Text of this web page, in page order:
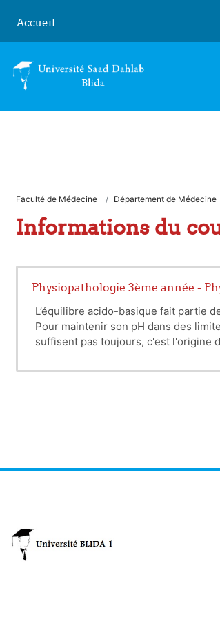
Accueil
Faculté de Médecine Département de Médecine
Informations du
Physiopathologie 3ème année -
L’équilibre acido-basique fait partie
Pour maintenir son pH dans des
suffisent pas toujours, c'est l'origine
Alcaloses respiratoires et